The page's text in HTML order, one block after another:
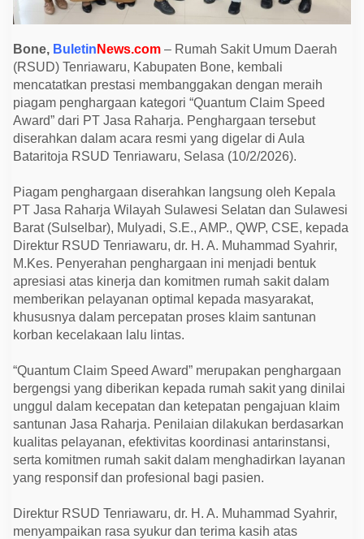
i
S
u
l
s
e
R
a
i
u
n
t
m
C
a
i
m
S
p
d
A
w
a
r
d
Bone, Buletin News.com – Rumah Sakit Umum Daerah
(RSUD) Tenriawaru, Kabupaten Bone, kembali
mencatatkan prestasi membanggakan dengan meraih
piagam penghargaan kategori “Quantum Claim Speed
Award” dari PT Jasa Raharja. Penghargaan tersebut
diserahkan dalam acara resmi yang digelar di Aula
Bataritoja RSUD Tenriawaru, Selasa (10/2/2026).
Piagam penghargaan diserahkan langsung oleh Kepala
PT Jasa Raharja Wilayah Sulawesi Selatan dan Sulawesi
Barat (Sulselbar), Mulyadi, S.E., AMP., QWP, CSE, kepada
Direktur RSUD Tenriawaru, dr. H. A. Muhammad Syahrir,
M.Kes. Penyerahan penghargaan ini menjadi bentuk
apresiasi atas kinerja dan komitmen rumah sakit dalam
memberikan pelayanan optimal kepada masyarakat,
khususnya dalam percepatan proses klaim santunan
korban kecelakaan lalu lintas.
“Quantum Claim Speed Award” merupakan penghargaan
bergengsi yang diberikan kepada rumah sakit yang dinilai
unggul dalam kecepatan dan ketepatan pengajuan klaim
santunan Jasa Raharja. Penilaian dilakukan berdasarkan
kualitas pelayanan, efektivitas koordinasi antarinstansi,
serta komitmen rumah sakit dalam menghadirkan layanan
yang responsif dan profesional bagi pasien.
Direktur RSUD Tenriawaru, dr. H. A. Muhammad Syahrir,
menyampaikan rasa syukur dan terima kasih atas